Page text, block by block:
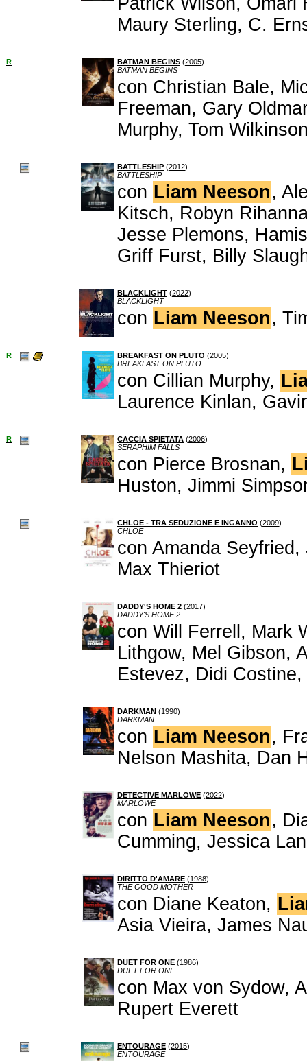
Maury Sterling, C.
R BATMAN BEGINS (2005)
BATMAN BEGINS
con Christian Bale,
Freeman, Gary
Murphy, Tom
BATTLESHIP (2012)
BATTLESHIP
con Liam Neeson,
Kitsch, Robyn
Jesse Plemons,
Griff Furst, Billy
BLACKLIGHT (2022)
BLACKLIGHT
con Liam Neeson,
R BREAKFAST ON PLUTO (2005)
BREAKFAST ON PLUTO
con Cillian Murphy,
Laurence Kinlan,
R CACCIA SPIETATA (2006)
SERAPHIM FALLS
con Pierce Brosnan,
Huston, Jimmi
CHLOE - TRA SEDUZIONE E INGANNO (2009)
CHLOE
con Amanda
Max Thieriot
DADDY'S HOME 2 (2017)
DADDY'S HOME 2
con Will Ferrell, Mark
Lithgow, Mel Gibson,
Estevez, Didi
DARKMAN (1990)
DARKMAN
con Liam Neeson,
Nelson Mashita, Dan
DETECTIVE MARLOWE (2022)
MARLOWE
con Liam Neeson,
Cumming, Jessica
DIRITTO D'AMARE (1988)
THE GOOD MOTHER
con Diane Keaton,
Asia Vieira, James
DUET FOR ONE (1986)
DUET FOR ONE
con Max von Sydow,
Rupert Everett
ENTOURAGE (2015)
ENTOURAGE